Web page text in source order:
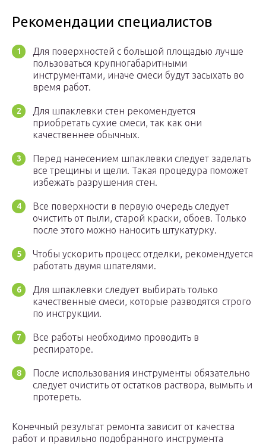
Рекомендации специалистов
Для поверхностей с большой площадью лучше
пользоваться крупногабаритными
инструментами, иначе смеси будут засыхать во
время работ.
Для шпаклевки стен рекомендуется
приобретать сухие смеси, так как они
качественнее обычных.
Перед нанесением шпаклевки следует заделать
все трещины и щели. Такая процедура поможет
избежать разрушения стен.
Все поверхности в первую очередь следует
очистить от пыли, старой краски, обоев. Только
после этого можно наносить штукатурку.
Чтобы ускорить процесс отделки, рекомендуется
работать двумя шпателями.
Для шпаклевки следует выбирать только
качественные смеси, которые разводятся строго
по инструкции.
Все работы необходимо проводить в
респираторе.
После использования инструменты обязательно
следует очистить от остатков раствора, вымыть и
протереть.
Конечный результат ремонта зависит от качества
работ и правильно подобранного инструмента